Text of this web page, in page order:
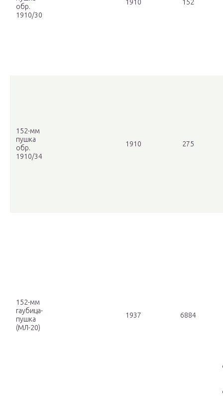
обр.
1910/30
1910 152
152-мм
пушка
обр.
1910/34
1910 275
152-мм
гаубица-
пушка
(МЛ-20)
1937 6884